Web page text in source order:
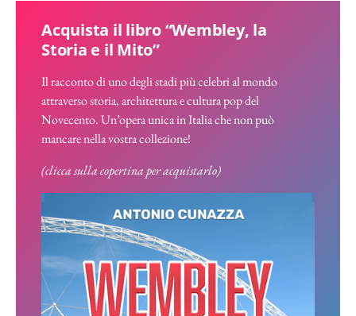
Acquista il libro “Wembley, la
Storia e il Mito”
Il racconto di uno degli stadi più celebri al mondo
attraverso storia, architettura e cultura pop del
Novecento. Un’opera unica in Italia che non può
mancare nella vostra collezione!
(clicca sulla copertina per acquistarlo)